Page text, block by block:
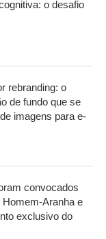
o desafio
rebranding: o
de fundo que se
imagens para e-
convocados
Homem-Aranha e
exclusivo do